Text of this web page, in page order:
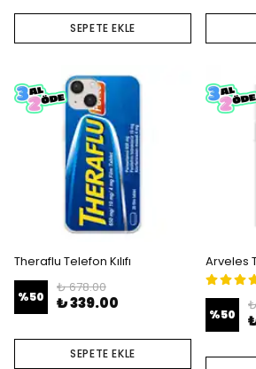
SEPETE EKLE
Theraflu Telefon Kılıfı
%50
₺ 678.00
₺ 339.00
SEPETE EKLE
Arveles
%50